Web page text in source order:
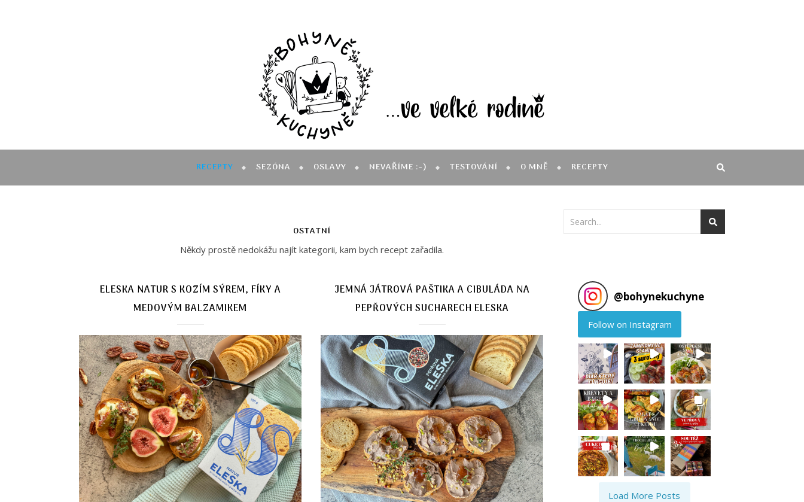
RECEPTY SEZÓNA OSLAVY NEVAŘÍME :-) TESTOVÁNÍ O MNĚ RECEPTY
OSTATNÍ
Někdy prostě nedokážu najít kategorii, kam bych recept zařadila.
ELESKA NATUR S KOZÍM SÝREM, FÍKY A
MEDOVÝM BALZAMIKEM
JEMNÁ JÁTROVÁ PAŠTIKA A CIBULÁDA NA
PEPŘOVÝCH SUCHARECH ELESKA
@bohynekuchyne
Follow on Instagram
Load More Posts